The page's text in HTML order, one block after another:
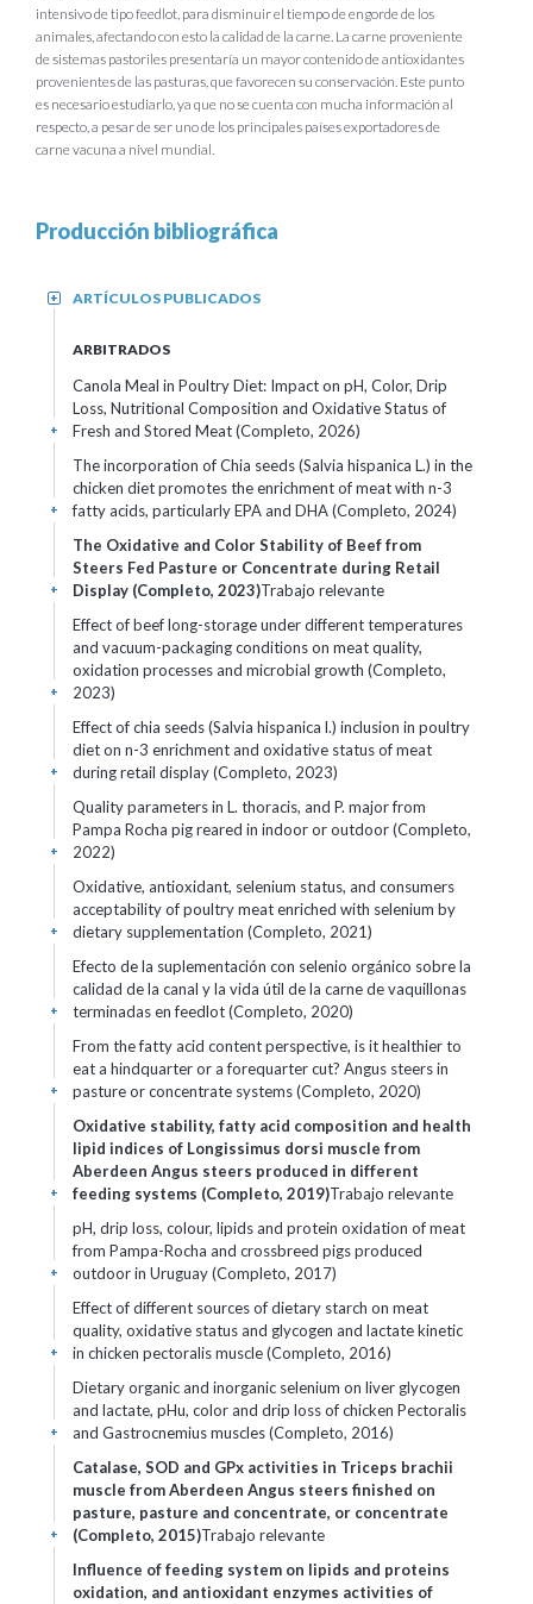
intensivo de tipo feedlot, para disminuir el tiempo de engorde de los
animales, afectando con esto la calidad de la carne. La carne proveniente
de sistemas pastoriles presentaría un mayor contenido de antioxidantes
provenientes de las pasturas, que favorecen su conservación. Este punto
es necesario estudiarlo, ya que no se cuenta con mucha información al
respecto, a pesar de ser uno de los principales países exportadores de
carne vacuna a nivel mundial.
Producción bibliográfica
ARTÍCULOS PUBLICADOS
+
ARBITRADOS
Canola Meal in Poultry Diet: Impact on pH, Color, Drip
Loss, Nutritional Composition and Oxidative Status of
Fresh and Stored Meat (Completo, 2026)
+
The incorporation of Chia seeds (Salvia hispanica L.) in the
chicken diet promotes the enrichment of meat with n-3
fatty acids, particularly EPA and DHA (Completo, 2024)
+
The Oxidative and Color Stability of Beef from
Steers Fed Pasture or Concentrate during Retail
Display (Completo, 2023)Trabajo relevante
+
Effect of beef long-storage under different temperatures
and vacuum-packaging conditions on meat quality,
oxidation processes and microbial growth (Completo,
2023)
+
Effect of chia seeds (Salvia hispanica l.) inclusion in poultry
diet on n-3 enrichment and oxidative status of meat
during retail display (Completo, 2023)
+
Quality parameters in L. thoracis, and P. major from
Pampa Rocha pig reared in indoor or outdoor (Completo,
2022)
+
Oxidative, antioxidant, selenium status, and consumers
acceptability of poultry meat enriched with selenium by
dietary supplementation (Completo, 2021)
+
Efecto de la suplementación con selenio orgánico sobre la
calidad de la canal y la vida útil de la carne de vaquillonas
terminadas en feedlot (Completo, 2020)
+
From the fatty acid content perspective, is it healthier to
eat a hindquarter or a forequarter cut? Angus steers in
pasture or concentrate systems (Completo, 2020)
+
Oxidative stability, fatty acid composition and health
lipid indices of Longissimus dorsi muscle from
Aberdeen Angus steers produced in different
feeding systems (Completo, 2019)Trabajo relevante
+
pH, drip loss, colour, lipids and protein oxidation of meat
from Pampa-Rocha and crossbreed pigs produced
outdoor in Uruguay (Completo, 2017)
+
Effect of different sources of dietary starch on meat
quality, oxidative status and glycogen and lactate kinetic
in chicken pectoralis muscle (Completo, 2016)
+
Dietary organic and inorganic selenium on liver glycogen
and lactate, pHu, color and drip loss of chicken Pectoralis
and Gastrocnemius muscles (Completo, 2016)
+
Catalase, SOD and GPx activities in Triceps brachii
muscle from Aberdeen Angus steers finished on
pasture, pasture and concentrate, or concentrate
(Completo, 2015)Trabajo relevante
+
Influence of feeding system on lipids and proteins
oxidation, and antioxidant enzymes activities of